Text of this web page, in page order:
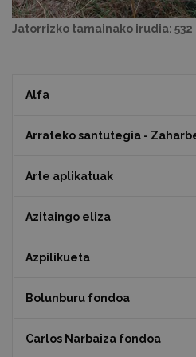
Jatorrizko tamainako irudia: 532
Alfa
Arrateko santutegia -
Arte aplikatuak
Azitaingo eliza
Azpilikueta
Bolunburu fondoa
Carlos Narbaiza fondoa